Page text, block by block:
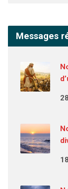
Messages